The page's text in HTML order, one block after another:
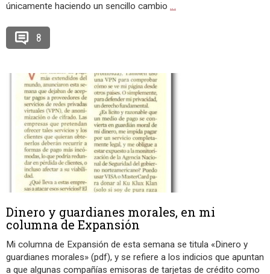
únicamente haciendo un sencillo cambio …
8
Dinero y guardianes morales, en mi
columna de Expansión
Mi columna de Expansión de esta semana se titula «Dinero y
guardianes morales» (pdf), y se refiere a los indicios que apuntan
a que algunas compañías emisoras de tarjetas de crédito como